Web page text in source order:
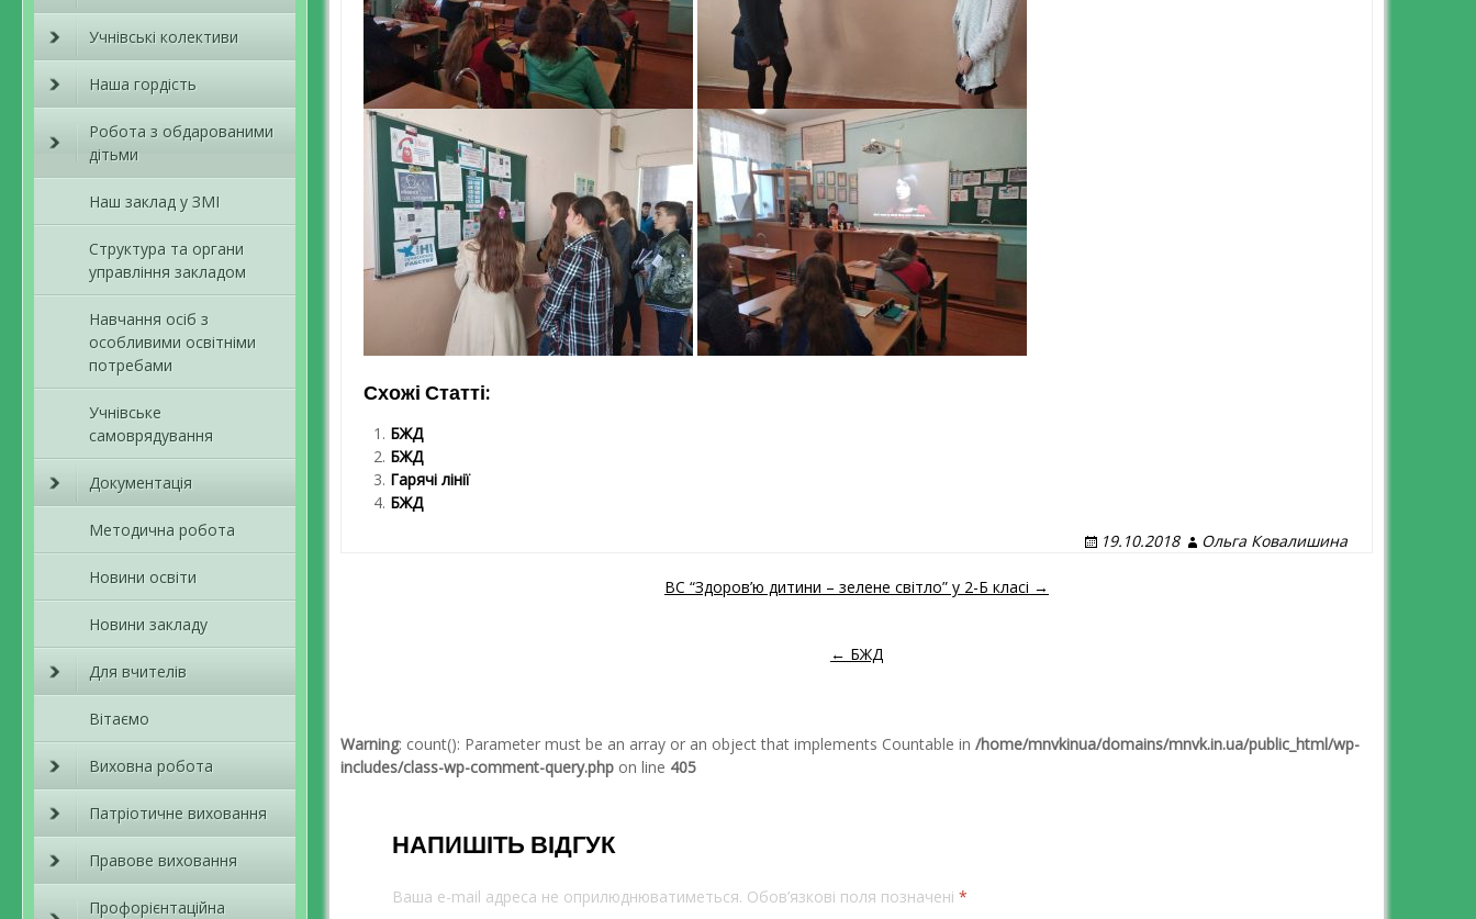
Учнівські колективи
Наша гордість
Робота з обдарованими
дітьми
Наш заклад у ЗМІ
Структура та органи
управління закладом
Навчання осіб з
особливими освітніми
потребами
Учнівське
самоврядування
Документація
Методична робота
Новини освіти
Новини закладу
Для вчителів
Вітаємо
Виховна робота
Патріотичне виховання
Правове виховання
Профорієнтаційна
Схожі Статті:
БЖД
БЖД
Гарячі лінії
БЖД
19.10.2018
Ольга Ковалишина
ВС “Здоров’ю дитини – зелене світло” у 2-Б класі →
← БЖД
Warning: count(): Parameter must be an array or an object that implements Countable in /home/mnvkinua/domains/mnvk.in.ua/public_html/wp-
includes/class-wp-comment-query.php on line 405
НАПИШІТЬ ВІДГУК
Ваша e-mail адреса не оприлюднюватиметься. Обов’язкові поля позначені *